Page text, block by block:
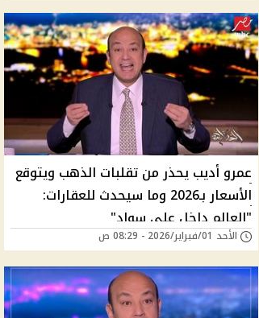
عمرو أديب يحذر من تقلبات الذهب ويتوقع
الأسعار بـ2026 وما سيحدث للعقارات:
"العالم داخل على سواد"
الأحد 01/فبراير/2026 - 08:29 ص